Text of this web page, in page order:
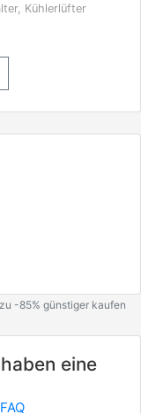
Kühlerlüfter
-85% günstiger kaufen
eine
FAQ